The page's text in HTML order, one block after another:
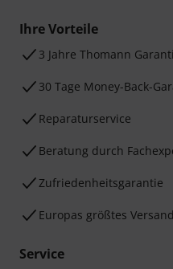
Ihre Vorteile
3 Jahre Thomann
30 Tage Money-Back-
Reparaturservice
Beratung durch
Zufriedenheitsgarantie
Europas größtes
Service